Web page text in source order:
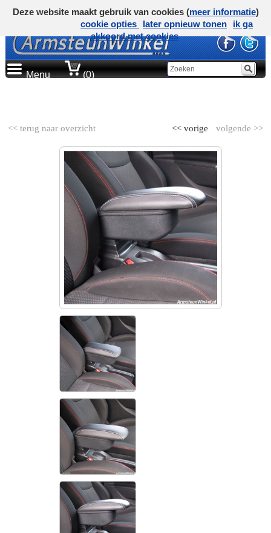
Menu (0)
<< terug naar overzicht volgende >>
<< vorige
Deze website maakt gebruik van cookies (meer informatie)
cookie opties
later opnieuw tonen
ik ga
akkoord met cookies